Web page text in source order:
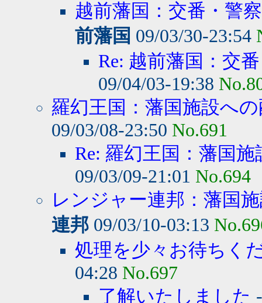
越前藩国：交番・警
前藩国 09/03/30-23:54
Re: 越前藩国：交
09/04/03-19:38
羅幻王国：藩国施設へ
09/03/08-23:50 No.691
Re: 羅幻王国：藩国
09/03/09-21:01 No.694
レンジャー連邦：藩国
連邦 09/03/10-03:13
処理を少々お待ちく
04:28 No.697
了解いたしました